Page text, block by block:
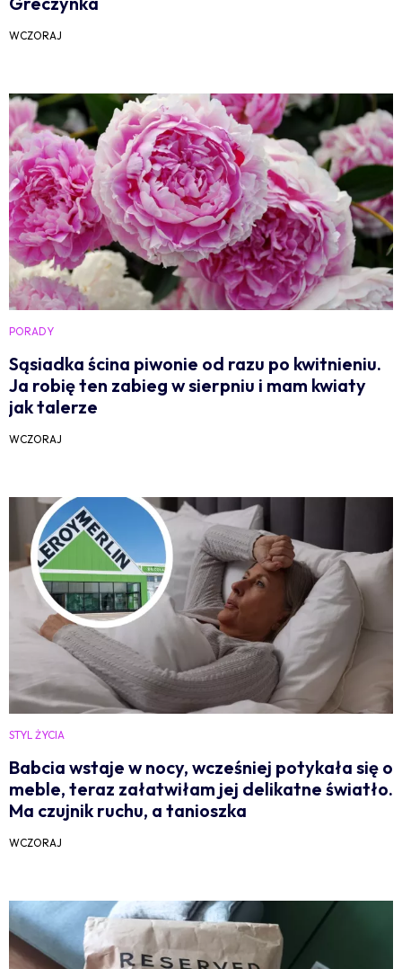
WCZORAJ
PORADY
Sąsiadka ścina piwonie od razu po kwitnieniu.
Ja robię ten zabieg w sierpniu i mam kwiaty
jak talerze
WCZORAJ
STYL ŻYCIA
Babcia wstaje w nocy, wcześniej potykała się o
meble, teraz załatwiłam jej delikatne światło.
Ma czujnik ruchu, a tanioszka
WCZORAJ